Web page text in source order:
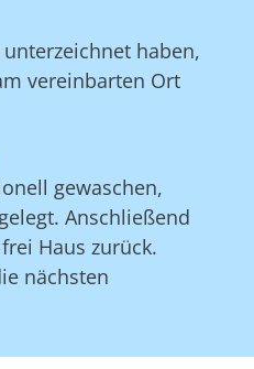
haben,
vereinbarten Ort
gewaschen,
Anschließend
Haus zurück.
nächsten